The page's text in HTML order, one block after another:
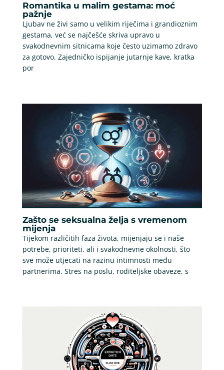
Romantika u malim gestama: moć
pažnje
Ljubav ne živi samo u velikim riječima i grandioznim
gestama, već se najčešće skriva upravo u
svakodnevnim sitnicama koje često uzimamo zdravo
za gotovo. Zajedničko ispijanje jutarnje kave, kratka
por
Zašto se seksualna želja s vremenom
mijenja
Tijekom različitih faza života, mijenjaju se i naše
potrebe, prioriteti, ali i svakodnevne okolnosti, što
sve može utjecati na razinu intimnosti među
partnerima. Stres na poslu, roditeljske obaveze, s